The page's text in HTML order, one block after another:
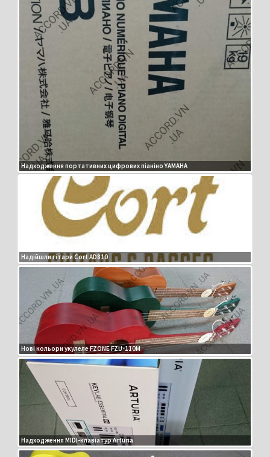
Надходження портативних цифрових піаніно YAMAHA
Надійшли гітари Cort AD810
Нові кольори укулеле FZONE FZU-110M
Надходження MIDI-клавіатур Arturia